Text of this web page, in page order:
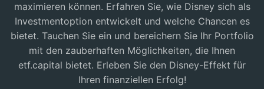
maximieren können. Erfahren Sie, wie Disney sich als
Investmentoption entwickelt und welche Chancen es
bietet. Tauchen Sie ein und bereichern Sie Ihr Portfolio
mit den zauberhaften Möglichkeiten, die Ihnen
etf.capital bietet. Erleben Sie den Disney-Effekt für
Ihren finanziellen Erfolg!